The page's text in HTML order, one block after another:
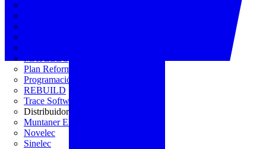
Plan Reforma
Programación Integral
REBUILD
Trace Software
Distribuidor
Muntaner Electro
Novelec
Sinelec